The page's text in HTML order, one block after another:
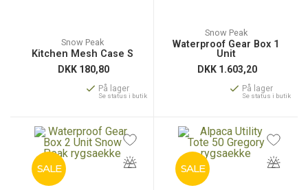
Snow Peak
Kitchen Mesh Case S
DKK 180,80
På lager
Se status i butik
Snow Peak
Waterproof Gear Box 1
Unit
DKK 1.603,20
På lager
Se status i butik
SALE SALE